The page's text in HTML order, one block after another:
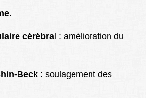
cérébral : amélioration du
Beck : soulagement des